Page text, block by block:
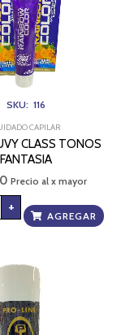
SKU: 116
CAPILAR
CLASS TONOS
FANTASIA
Precio al x mayor
+
AGREGAR